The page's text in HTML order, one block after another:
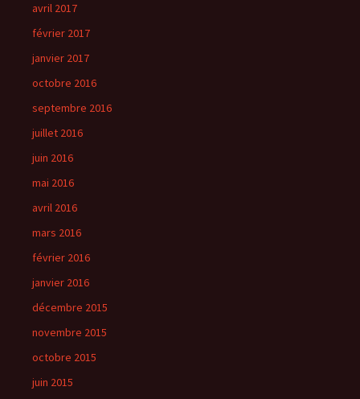
avril 2017
février 2017
janvier 2017
octobre 2016
septembre 2016
juillet 2016
juin 2016
mai 2016
avril 2016
mars 2016
février 2016
janvier 2016
décembre 2015
novembre 2015
octobre 2015
juin 2015